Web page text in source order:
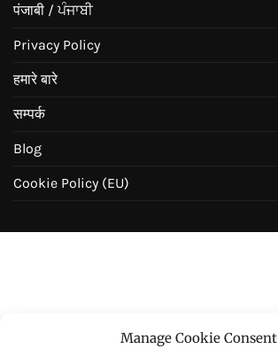
Manage Cookie Consent
पंजाबी / ਪੰਜਾਬੀ
Privacy Policy
हमारे बारे
सम्पर्क
Blog
Cookie Policy (EU)